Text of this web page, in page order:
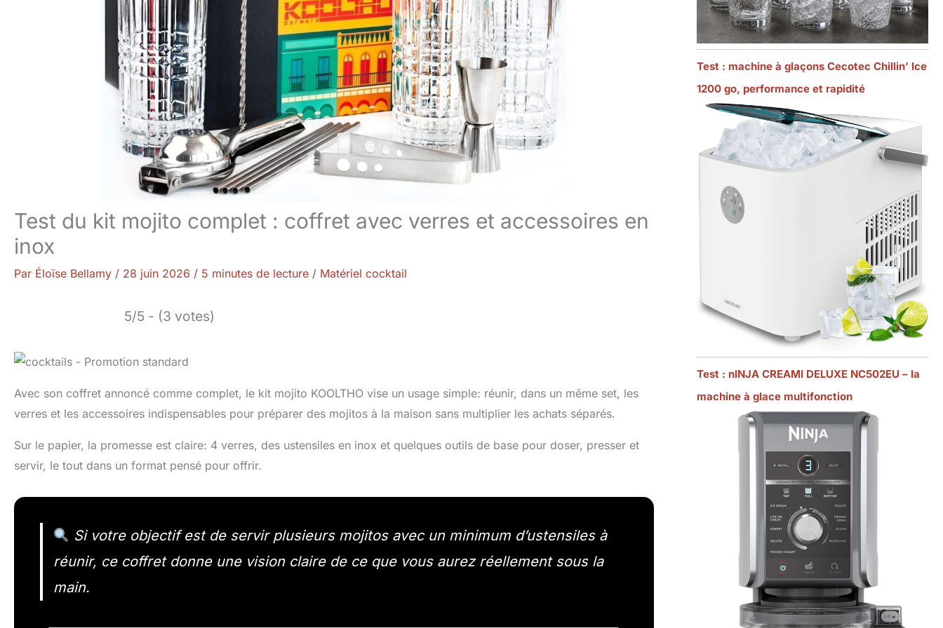
Test du kit mojito complet : coffret avec verres et accessoires en
inox
Par Éloïse Bellamy / 28 juin 2026 / 5 minutes de lecture / Matériel cocktail
5/5 - (3 votes)
Avec son coffret annoncé comme complet, le kit mojito KOOLTHO vise un usage simple: réunir, dans un même set, les
verres et les accessoires indispensables pour préparer des mojitos à la maison sans multiplier les achats séparés.
Sur le papier, la promesse est claire: 4 verres, des ustensiles en inox et quelques outils de base pour doser, presser et
servir, le tout dans un format pensé pour offrir.
Si votre objectif est de servir plusieurs mojitos avec un minimum d’ustensiles à
réunir, ce coffret donne une vision claire de ce que vous aurez réellement sous la
main.
Test : machine à glaçons Cecotec Chillin’ Ice
1200 go, performance et rapidité
Test : nINJA CREAMI DELUXE NC502EU – la
machine à glace multifonction